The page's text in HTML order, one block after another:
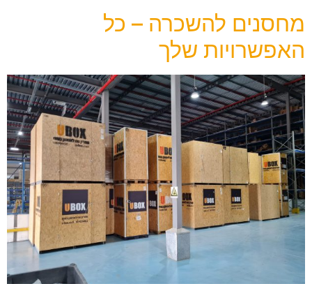
מחסנים להשכרה – כל
האפשרויות שלך